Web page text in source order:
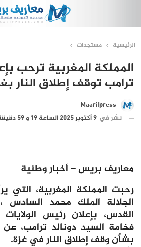
الرئيسية مستجدات
المملكة المغربية ترحب
ترامب توقف إطلاق النار
Maarifpress
نشر في 9 أكتوبر 2025 الساعة 19 و 59 دقيقة
معاريف بريس – أخبار وطنية
رحبت المملكة المغربية،
الجلالة الملك محمد السادس
القدس، بإعلان رئيس الولايات
فخامة السيد دونالد ترامب،
بشأن وقف إطلاق النار في غزة.